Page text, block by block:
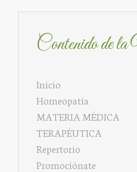
Contenido
Inicio
Homeopatía
MATERIA MÉDICA
TERAPÉUTICA
Repertorio
Promociónate